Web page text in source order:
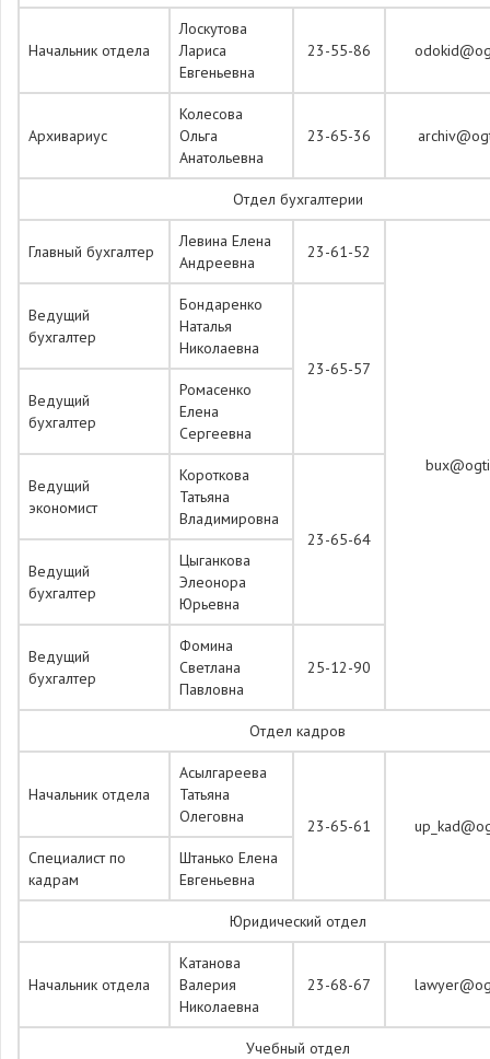
Начальник отдела
Лоскутова
Лариса
Евгеньевна
23-55-86
Архивариус
Колесова
Ольга
Анатольевна
23-65-36
Отдел бухгалтерии
Главный бухгалтер
Левина Елена
Андреевна
23-61-52
Ведущий
бухгалтер
Бондаренко
Наталья
Николаевна
23-65-57
Ведущий
бухгалтер
Ромасенко
Елена
Сергеевна
Ведущий
экономист
Короткова
Татьяна
Владимировна
23-65-64
Ведущий
бухгалтер
Цыганкова
Элеонора
Юрьевна
Ведущий
бухгалтер
Фомина
Светлана
Павловна
25-12-90
Отдел кадров
Начальник отдела
Асылгареева
Татьяна
Олеговна
23-65-61
Специалист по
кадрам
Штанько Елена
Евгеньевна
Юридический отдел
Начальник отдела
Катанова
Валерия
Николаевна
23-68-67
Учебный отдел